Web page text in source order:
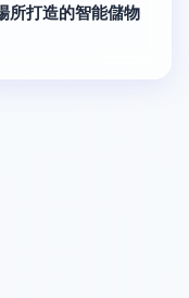
所打造的智能儲物